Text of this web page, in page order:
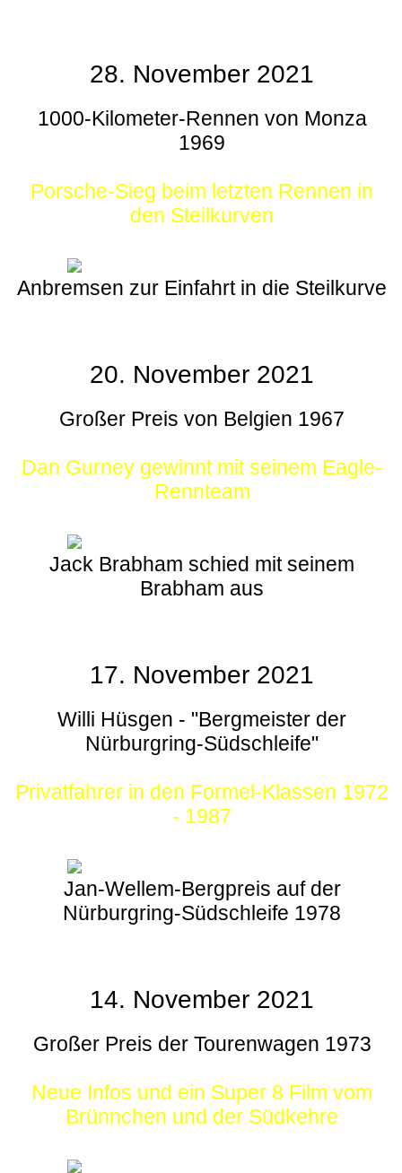
28. November 2021
1000-Kilometer-Rennen von Monza
1969
Porsche-Sieg beim letzten Rennen in
den Steilkurven
Anbremsen zur Einfahrt in die Steilkurve
20. November 2021
Großer Preis von Belgien 1967
Dan Gurney gewinnt mit seinem Eagle-
Rennteam
Jack Brabham schied mit seinem
Brabham aus
17. November 2021
Willi Hüsgen - "Bergmeister der
Nürburgring-Südschleife"
Privatfahrer in den Formel-Klassen 1972
- 1987
Jan-Wellem-Bergpreis auf der
Nürburgring-Südschleife 1978
14. November 2021
Großer Preis der Tourenwagen 1973
Neue Infos und ein Super 8 Film vom
Brünnchen und der Südkehre